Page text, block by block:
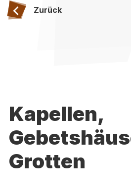
Zurück
Kapellen,
Grotten